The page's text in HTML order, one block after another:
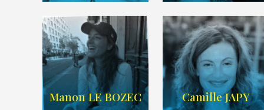
SITE WEB
WIKIPEDIA /
AGENCE TIME
ART
Manon LE BOZEC Camille JAPY